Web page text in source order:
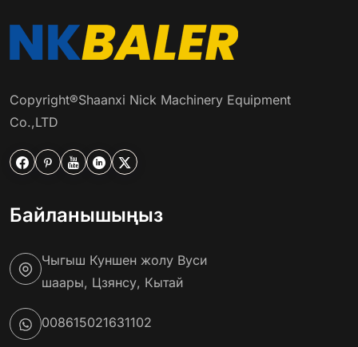
Copyright®Shaanxi Nick Machinery Equipment
Co.,LTD
    
Байланышыңыз
Чыгыш Куншен жолу Вуси
шаары, Цзянсу, Кытай
008615021631102